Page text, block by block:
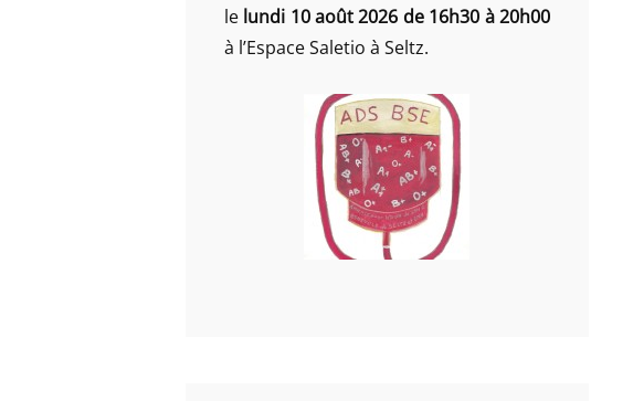
le lundi 10 août 2026 de 16h30 à 20h00
à l’Espace Saletio à Seltz.